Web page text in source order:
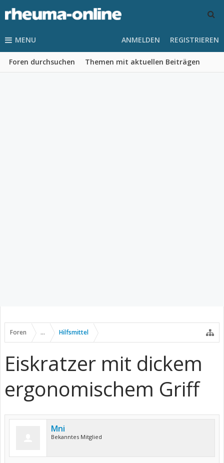
MENU
Foren durchsuchen Themen mit aktuellen Beiträgen
ANMELDEN REGISTRIEREN
Foren ... Hilfsmittel
Eiskratzer mit dickem
ergonomischem Griff
Mni
Bekanntes Mitglied